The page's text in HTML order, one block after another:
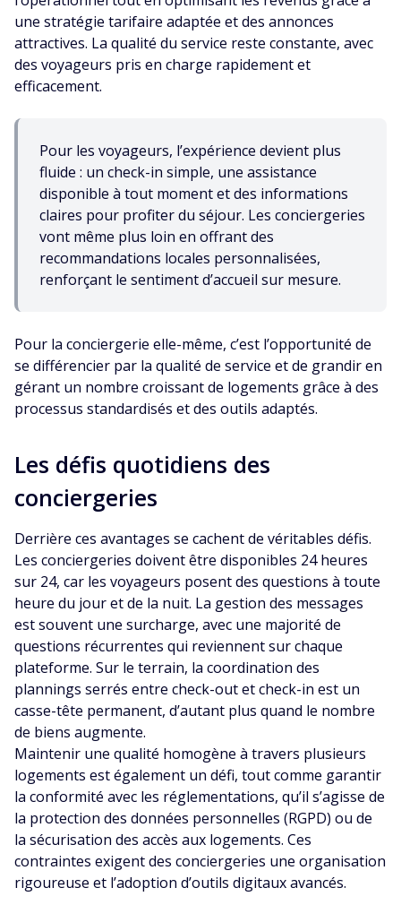
une stratégie tarifaire adaptée et des annonces
attractives. La qualité du service reste constante, avec
des voyageurs pris en charge rapidement et
efficacement.
Pour les voyageurs, l’expérience devient plus
fluide : un check-in simple, une assistance
disponible à tout moment et des informations
claires pour profiter du séjour. Les conciergeries
vont même plus loin en offrant des
recommandations locales personnalisées,
renforçant le sentiment d’accueil sur mesure.
Pour la conciergerie elle-même, c’est l’opportunité de
se différencier par la qualité de service et de grandir en
gérant un nombre croissant de logements grâce à des
processus standardisés et des outils adaptés.
Les défis quotidiens des
conciergeries
Derrière ces avantages se cachent de véritables défis.
Les conciergeries doivent être disponibles 24 heures
sur 24, car les voyageurs posent des questions à toute
heure du jour et de la nuit. La gestion des messages
est souvent une surcharge, avec une majorité de
questions récurrentes qui reviennent sur chaque
plateforme. Sur le terrain, la coordination des
plannings serrés entre check-out et check-in est un
casse-tête permanent, d’autant plus quand le nombre
de biens augmente.
Maintenir une qualité homogène à travers plusieurs
logements est également un défi, tout comme garantir
la conformité avec les réglementations, qu’il s’agisse de
la protection des données personnelles (RGPD) ou de
la sécurisation des accès aux logements. Ces
contraintes exigent des conciergeries une organisation
rigoureuse et l’adoption d’outils digitaux avancés.